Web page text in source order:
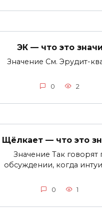
ЭК — что это
Значение См. Эрудит-
0 2
Щёлкает — что это
Значение Так говорят
обсуждении, когда
0 1